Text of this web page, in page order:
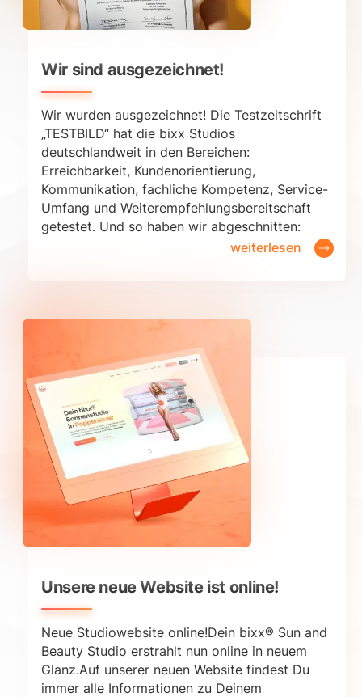
Wir sind ausgezeichnet!
Wir wurden ausgezeichnet! Die Testzeitschrift
„TESTBILD“ hat die bixx Studios
deutschlandweit in den Bereichen:
Erreichbarkeit, Kundenorientierung,
Kommunikation, fachliche Kompetenz, Service-
Umfang und Weiterempfehlungsbereitschaft
getestet. Und so haben wir abgeschnitten:
weiterlesen
Unsere neue Website ist online!
Neue Studiowebsite online!Dein bixx® Sun and
Beauty Studio erstrahlt nun online in neuem
Glanz.Auf unserer neuen Website findest Du
immer alle Informationen zu Deinem